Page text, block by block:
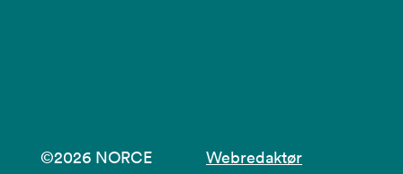
©2026 NORCE Webredaktør